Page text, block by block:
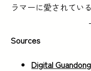
ラマーに愛されてい
Sources
Digital Guandong